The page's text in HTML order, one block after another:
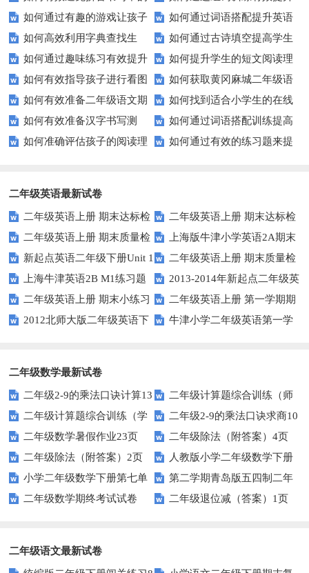
加出色！
常见错误？
学生的词汇量？
如何通过有趣的游戏让孩子
轻松学会反义词？
如何通过词语搭配提升英语
表达能力？
如何高效利用字典查找生
词？这些技巧你必须知道！
如何通过古诗填空提高学生
的诗词理解力？
如何通过趣味练习有效提升
孩子的连词成句能力？
如何提升学生的短文阅读理
解能力？这些技巧你一定要知
道！
如何有效指导孩子进行看图
写话？
如何获取黄冈麻城二年级语
文试卷？这里有你需要的答案！
如何有效准备二年级语文期
末考试？这里有份模拟试题等你
来挑战！
如何找到适合小学生的在线
拼音练习题？
如何有效准备汉字书写测
试？这里有你需要知道的一切
如何通过词语搭配训练提高
你的写作水平？
如何准确评估孩子的阅读理
如何通过有效的练习题来提
二年级英语最新试卷
二年级英语上册 期末达标检
测卷 (2)（人教版一起点）
二年级英语上册 期末达标检
测卷 (1)（人教版一起点）
二年级英语上册 期末质量检
测卷 (2)（人教版一起点）
上海版牛津小学英语2A期末
试题
新起点英语二年级下册Unit 1
Playtime练习题
二年级英语上册 期末质量检
测卷（人教版一起点）
上海牛津英语2B M1练习题
2013-2014年新起点二年级英
语下册期中试卷
二年级英语上册 期末小练习
（人教版一起点）
二年级英语上册 第一学期期
末考试试卷及答案（一）（人教
2012北师大版二年级英语下
牛津小学二年级英语第一学
二年级数学最新试卷
二年级2-9的乘法口诀计算13
页
二年级计算题综合训练（师
版）
二年级计算题综合训练（学
生版）
二年级2-9的乘法口诀求商10
页
二年级数学暑假作业23页
二年级除法（附答案）4页
二年级除法（附答案）2页
人教版小学二年级数学下册
第二单元试题
小学二年级数学下册第七单
元测试题
第二学期青岛版五四制二年
级下册数学期中考试卷
二年级数学期终考试试卷 二年级退位减（答案）1页
二年级语文最新试卷